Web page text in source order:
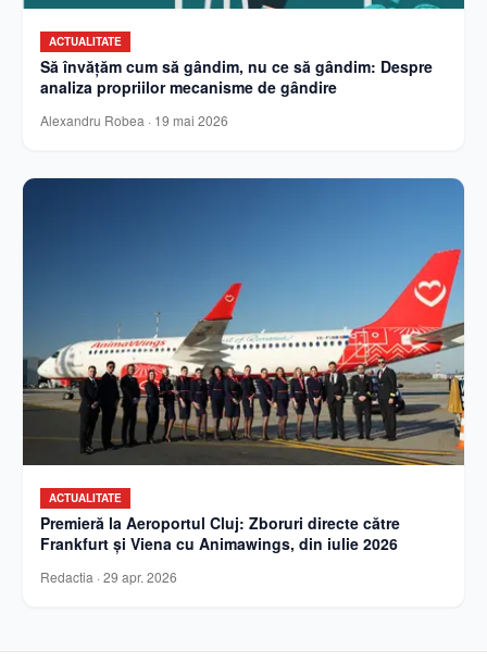
ACTUALITATE
Să învățăm cum să gândim, nu ce să gândim: Despre
analiza propriilor mecanisme de gândire
Alexandru Robea · 19 mai 2026
ACTUALITATE
Premieră la Aeroportul Cluj: Zboruri directe către
Frankfurt și Viena cu Animawings, din iulie 2026
Redactia · 29 apr. 2026